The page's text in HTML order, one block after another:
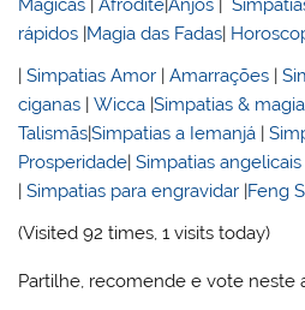
rápidos |Magia das Fadas|
|Simpatias Amor |Amarrações |
ciganas |Wicca |Simpatias &
Talismãs|Simpatias a Iemanjá |
Prosperidade|Simpatias angelicais
|Simpatias para engravidar |Feng
(Visited 92 times, 1 visits today)
Partilhe, recomende e vote neste